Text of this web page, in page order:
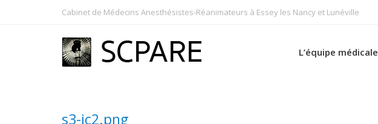
Cabinet de Médecins Anesthésistes-Réanimateurs à Essey les Nancy et Lunéville
L’équipe médicale
s3-ic2.png